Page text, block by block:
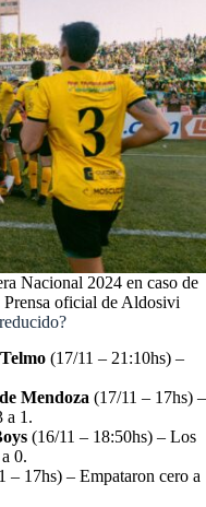
Nacional 2024 en caso de
Prensa oficial de Aldosivi
(17/11 – 21:10hs) –
Mendoza (17/11 – 17hs) –
a 1.
(16/11 – 18:50hs) – Los
0.
– 17hs) – Empataron cero a